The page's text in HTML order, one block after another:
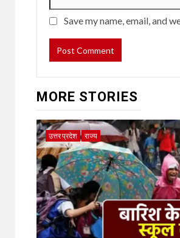
Save my name, email, and
MORE STORIES
उत्तर प्रदेश राज्य